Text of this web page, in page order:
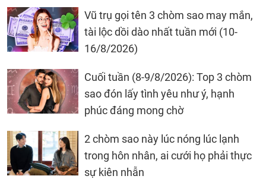
Vũ trụ gọi tên 3 chòm sao may mắn,
tài lộc dồi dào nhất tuần mới (10-
16/8/2026)
Cuối tuần (8-9/8/2026): Top 3 chòm
sao đón lấy tình yêu như ý, hạnh
phúc đáng mong chờ
2 chòm sao này lúc nóng lúc lạnh
trong hôn nhân, ai cưới họ phải thực
sự kiên nhẫn